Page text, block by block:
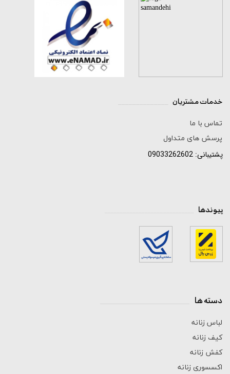
تماس با ما
پرسش های متداول
لباس زنانه
کیف زنانه
کفش زنانه
اکسسوری زنانه
پشتیبانی: 09033262602
پیوندها
دسته ها
خدمات مشتریان